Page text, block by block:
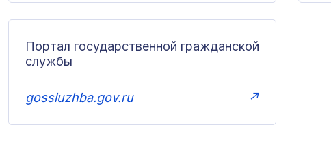
Портал государственной гражданской
службы
gossluzhba.gov.ru ↗